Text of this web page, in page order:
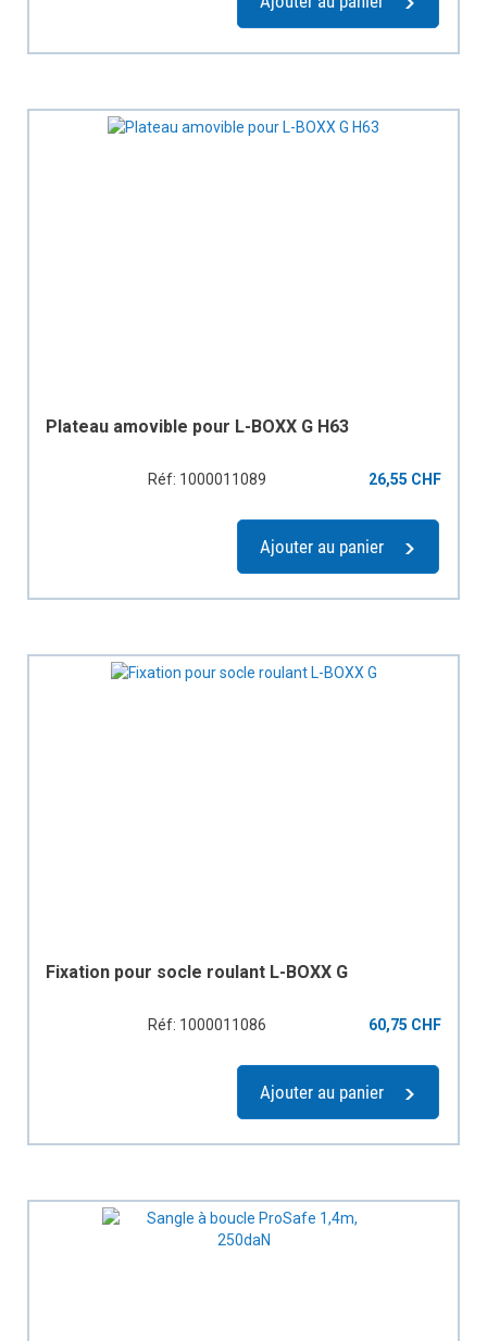
Plateau amovible pour L-BOXX G H63
Réf: 1000011089 26,55 CHF
Ajouter au panier
Fixation pour socle roulant L-BOXX G
Réf: 1000011086 60,75 CHF
Ajouter au panier